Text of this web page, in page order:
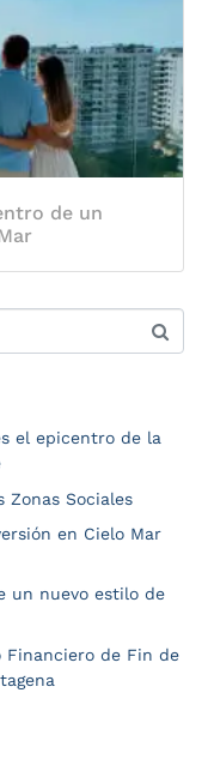
de un
el epicentro de la
Zonas Sociales
en Cielo Mar
un nuevo estilo de
Financiero de Fin de